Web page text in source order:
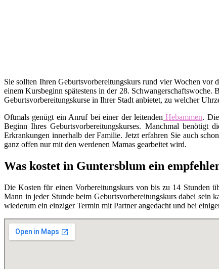
Sie sollten Ihren Geburtsvorbereitungskurs rund vier Wochen vor
einem Kursbeginn spätestens in der 28. Schwangerschaftswoche.
Geburtsvorbereitungskurse in Ihrer Stadt anbietet, zu welcher
Oftmals genügt ein Anruf bei einer der leitenden Hebammen.
Beginn Ihres Geburtsvorbereitungskurses. Manchmal benötigt
Erkrankungen innerhalb der Familie. Jetzt erfahren Sie auch
ganz offen nur mit den werdenen Mamas gearbeitet wird.
Was kostet in Guntersblum ein
Die Kosten für einen Vorbereitungskurs von bis zu 14 Stunden
Mann in jeder Stunde beim Geburtsvorbereitungskurs dabei sein
wiederum ein einziger Termin mit Partner angedacht und bei